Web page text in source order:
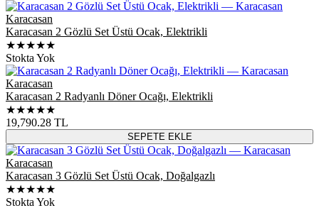
Karacasan
Karacasan 2 Gözlü Set Üstü Ocak, Elektrikli
★★★★★
Stokta Yok
Karacasan
Karacasan 2 Radyanlı Döner Ocağı, Elektrikli
★★★★★
19,790.28 TL
SEPETE EKLE
Karacasan
Karacasan 3 Gözlü Set Üstü Ocak, Doğalgazlı
★★★★★
Stokta Yok